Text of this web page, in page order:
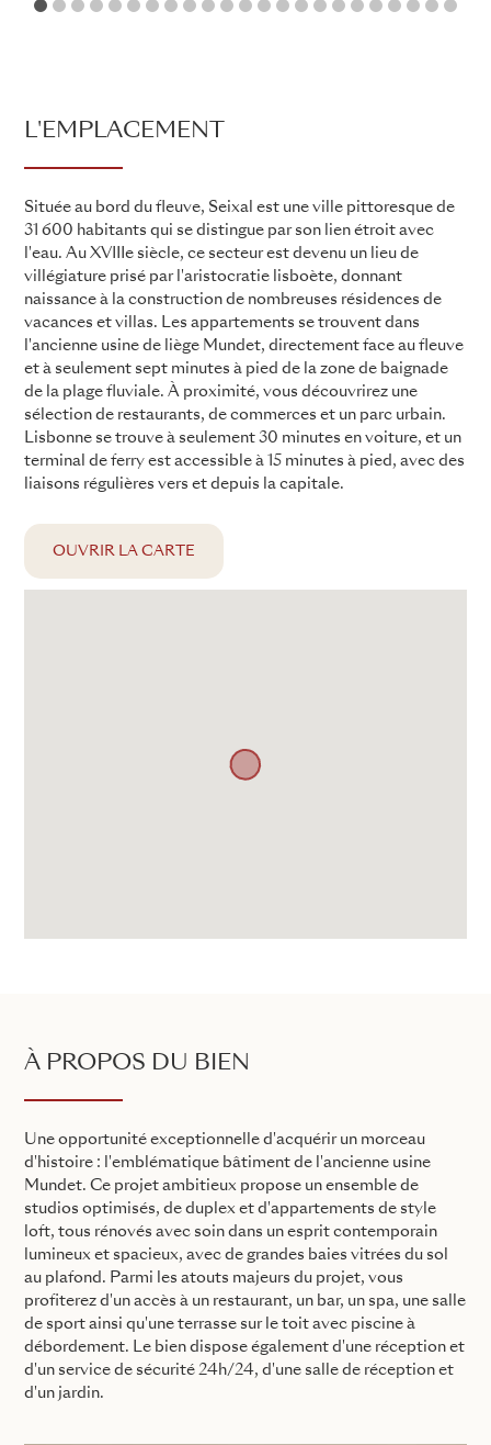
1 2 3 4 5 6 7 8 9 1011 121314151617181920
L'EMPLACEMENT
Située au bord du fleuve, Seixal est une ville pittoresque de
31 600 habitants qui se distingue par son lien étroit avec
l'eau. Au XVIIIe siècle, ce secteur est devenu un lieu de
villégiature prisé par l'aristocratie lisboète, donnant
naissance à la construction de nombreuses résidences de
vacances et villas. Les appartements se trouvent dans
l'ancienne usine de liège Mundet, directement face au fleuve
et à seulement sept minutes à pied de la zone de baignade
de la plage fluviale. À proximité, vous découvrirez une
sélection de restaurants, de commerces et un parc urbain.
Lisbonne se trouve à seulement 30 minutes en voiture, et un
terminal de ferry est accessible à 15 minutes à pied, avec des
liaisons régulières vers et depuis la capitale.
OUVRIR LA CARTE
À PROPOS DU BIEN
Une opportunité exceptionnelle d'acquérir un morceau
d'histoire : l'emblématique bâtiment de l'ancienne usine
Mundet. Ce projet ambitieux propose un ensemble de
studios optimisés, de duplex et d'appartements de style
loft, tous rénovés avec soin dans un esprit contemporain
lumineux et spacieux, avec de grandes baies vitrées du sol
au plafond. Parmi les atouts majeurs du projet, vous
profiterez d'un accès à un restaurant, un bar, un spa, une salle
de sport ainsi qu'une terrasse sur le toit avec piscine à
débordement. Le bien dispose également d'une réception et
d'un service de sécurité 24h/24, d'une salle de réception et
d'un jardin.